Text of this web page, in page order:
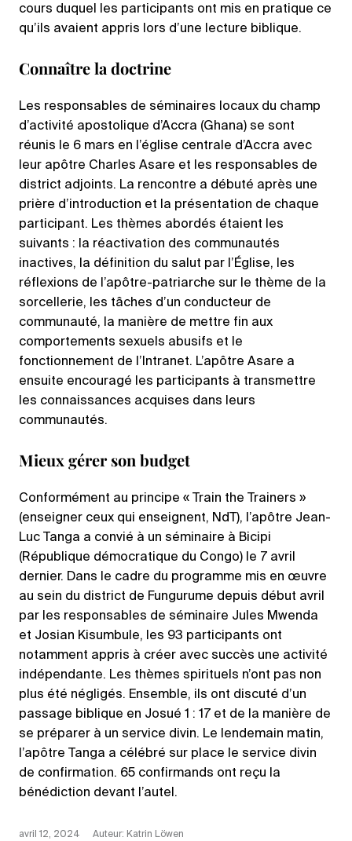
cours duquel les participants ont mis en pratique ce
qu’ils avaient appris lors d’une lecture biblique.
Connaître la doctrine
Les responsables de séminaires locaux du champ
d’activité apostolique d’Accra (Ghana) se sont
réunis le 6 mars en l’église centrale d’Accra avec
leur apôtre Charles Asare et les responsables de
district adjoints. La rencontre a débuté après une
prière d’introduction et la présentation de chaque
participant. Les thèmes abordés étaient les
suivants : la réactivation des communautés
inactives, la définition du salut par l’Église, les
réflexions de l’apôtre-patriarche sur le thème de la
sorcellerie, les tâches d’un conducteur de
communauté, la manière de mettre fin aux
comportements sexuels abusifs et le
fonctionnement de l’Intranet. L’apôtre Asare a
ensuite encouragé les participants à transmettre
les connaissances acquises dans leurs
communautés.
Mieux gérer son budget
Conformément au principe « Train the Trainers »
(enseigner ceux qui enseignent, NdT), l’apôtre Jean-
Luc Tanga a convié à un séminaire à Bicipi
(République démocratique du Congo) le 7 avril
dernier. Dans le cadre du programme mis en œuvre
au sein du district de Fungurume depuis début avril
par les responsables de séminaire Jules Mwenda
et Josian Kisumbule, les 93 participants ont
notamment appris à créer avec succès une activité
indépendante. Les thèmes spirituels n’ont pas non
plus été négligés. Ensemble, ils ont discuté d’un
passage biblique en Josué 1 : 17 et de la manière de
se préparer à un service divin. Le lendemain matin,
l’apôtre Tanga a célébré sur place le service divin
de confirmation. 65 confirmands ont reçu la
bénédiction devant l’autel.
avril 12, 2024
Auteur: Katrin Löwen